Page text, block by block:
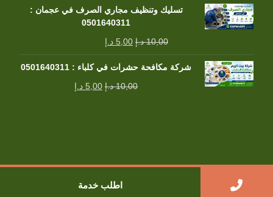
تسليك وتنظيف مجاري الصرف في عجمان :
0501640311
10,00 د.إ 5,00 د.إ
شركة مكافحة حشرات في كلباء : 0501640311
10,00 د.إ 5,00 د.إ
جميع الحقوق محفوظة
اطلب خدمة